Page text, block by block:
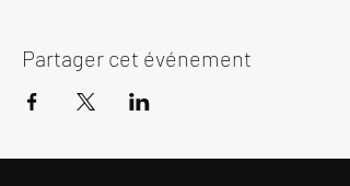
Partager cet événement